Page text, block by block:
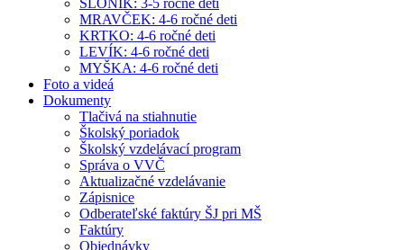
SLONÍK: 3-5 ročné deti
MRAVČEK: 4-6 ročné deti
KRTKO: 4-6 ročné deti
LEVÍK: 4-6 ročné deti
MYŠKA: 4-6 ročné deti
Foto a videá
Dokumenty
Tlačivá na stiahnutie
Školský poriadok
Školský vzdelávací program
Správa o VVČ
Aktualizačné vzdelávanie
Zápisnice
Odberateľské faktúry ŠJ pri MŠ
Faktúry
Objednávky